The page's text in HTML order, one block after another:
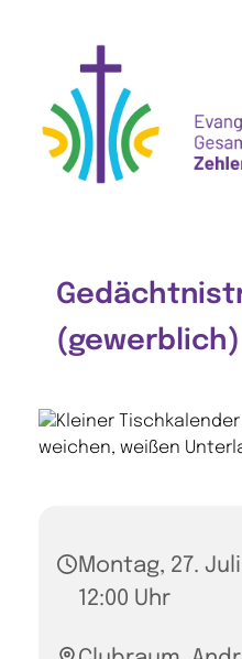
(gewerblich)
Montag, 27. Juli
12:00 Uhr